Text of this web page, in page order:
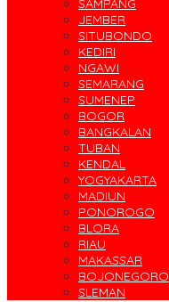
SAMPANG
JEMBER
SITUBONDO
KEDIRI
NGAWI
SEMARANG
SUMENEP
BOGOR
BANGKALAN
TUBAN
KENDAL
YOGYAKARTA
MADIUN
PONOROGO
BLORA
RIAU
MAKASSAR
BOJONEGORO
SLEMAN